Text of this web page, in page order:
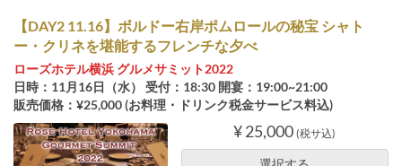
【DAY2 11.16】ボルドー右岸ポムロールの秘宝 シャト
ー・クリネを堪能するフレンチな夕べ
ローズホテル横浜 グルメサミット2022
日時：11月16日（水） 受付：18:30 開宴：19:00~21:00
販売価格：¥25,000 (お料理・ドリンク税金サービス料込)
¥ 25,000 (税サ込)